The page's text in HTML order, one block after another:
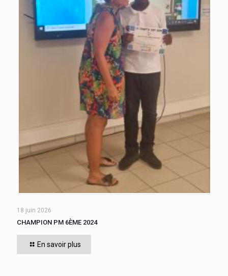
Une finale opposant les classes de 601 et 602 a vu la victoire
de WILLIAM Chris, de 601, qui obtient le titre de meilleur 6ème.
Bravo![…]
18 juin 2026
CHAMPION PM 6ÈME 2024
En savoir plus